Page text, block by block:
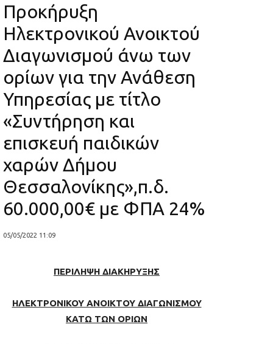
Προκήρυξη
Ηλεκτρονικού Ανοικτού
Διαγωνισμού άνω των
ορίων για την Ανάθεση
Υπηρεσίας με τίτλο
«Συντήρηση και
επισκευή παιδικών
χαρών Δήμου
Θεσσαλονίκης»,π.δ.
60.000,00€ με ΦΠΑ 24%
05/05/2022 11:09
ΠΕΡΙΛΗΨΗ ΔΙΑΚΗΡΥΞΗΣ
ΗΛΕΚΤΡΟΝΙΚΟΥ ΑΝΟΙΚΤΟΥ ΔΙΑΓΩΝΙΣΜΟΥ
ΚΑΤΩ ΤΩΝ ΟΡΙΩΝ